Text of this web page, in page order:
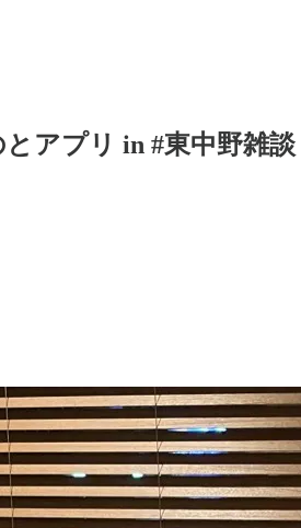
アプリ in #東中野雑談